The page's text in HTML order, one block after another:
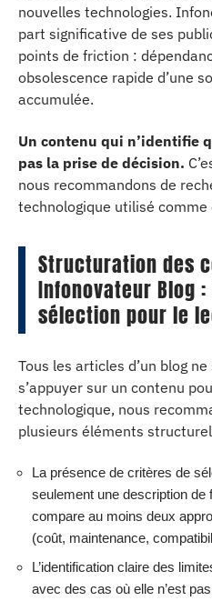
nouvelles technologies.
part significative de ses
points de friction :
obsolescence rapide d’une
accumulée.
Un contenu qui n’identifie
pas la prise de décision.
nous recommandons de
technologique utilisé comme
Structuration des
Infonovateur Blog
sélection pour le
Tous les articles d’un blog
s’appuyer sur un contenu
technologique, nous
plusieurs éléments
La présence de critères de
seulement une description de
compare au moins deux
(coût, maintenance,
L’identification claire des
avec des cas où elle n’est